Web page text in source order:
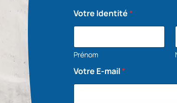
Votre Identité*
Prénom
Votre E-mail*